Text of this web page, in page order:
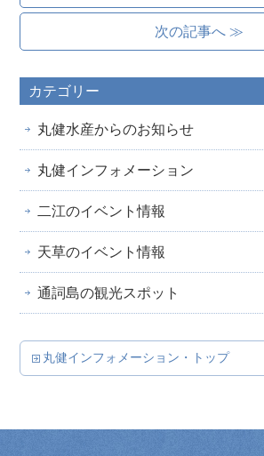
次の記事へ ≫
カテゴリー
丸健水産からのお知らせ
丸健インフォメーション
二江のイベント情報
天草のイベント情報
通詞島の観光スポット
丸健インフォメーション・トップ